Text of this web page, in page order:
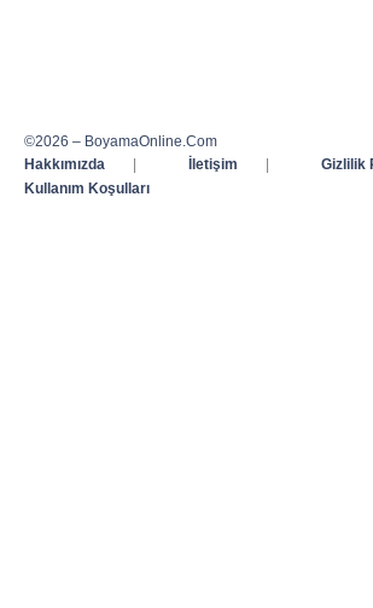
©2026 – BoyamaOnline.Com
Hakkımızda
| İletişim | Gizlilik
Kullanım Koşulları